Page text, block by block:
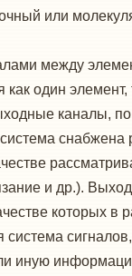
или
между
как один
каналы,
система
и др.).
которых в
система
иную